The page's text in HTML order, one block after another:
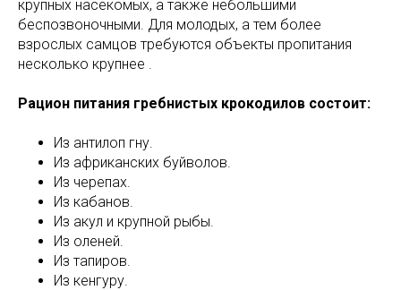
крупных насекомых, а также небольшими
беспозвоночными. Для молодых, а тем более
взрослых самцов требуются объекты пропитания
несколько крупнее .
Рацион питания гребнистых крокодилов состоит:
Из антилоп гну.
Из африканских буйволов.
Из черепах.
Из кабанов.
Из акул и крупной рыбы.
Из оленей.
Из тапиров.
Из кенгуру.